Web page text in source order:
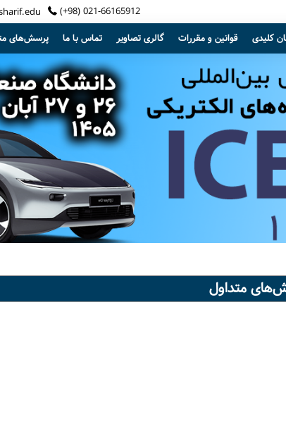
(+98) 021-66165912
کلیدی قوانین و مقررات گالری تصاویر تماس با ما پرسش‌های
متداول